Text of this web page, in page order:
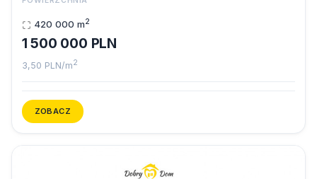
420 000 m2
1 500 000 PLN
3,50 PLN/m2
ZOBACZ